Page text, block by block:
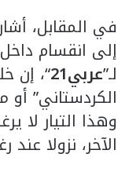
في المقابل،
إلى انقسام
لـ”عربي21 “، إن
الكردستاني”
وهذا التيار لا
الآخر، نزولا